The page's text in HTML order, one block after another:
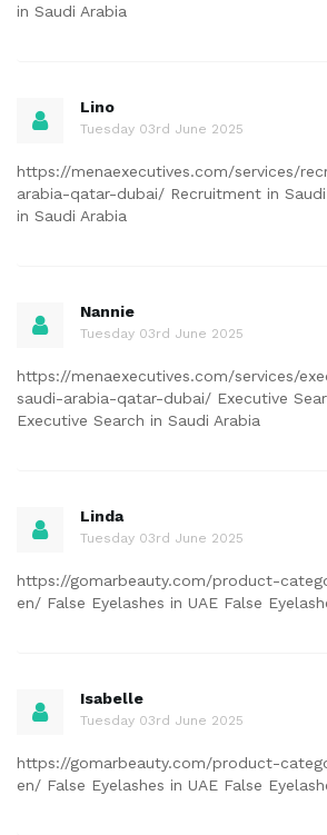
in Saudi Arabia
Lino
Tuesday 03rd June 2025
https://menaexecutives.com/services/
arabia-qatar-dubai/ Recruitment in
in Saudi Arabia
Nannie
Tuesday 03rd June 2025
https://menaexecutives.com/services/
saudi-arabia-qatar-dubai/ Executive
Executive Search in Saudi Arabia
Linda
Tuesday 03rd June 2025
https://gomarbeauty.com/product-
en/ False Eyelashes in UAE False
Isabelle
Tuesday 03rd June 2025
https://gomarbeauty.com/product-
en/ False Eyelashes in UAE False